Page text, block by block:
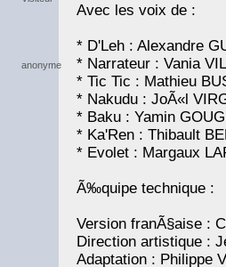
Avec les voix de :
* D'Leh : Alexandre
* Narrateur : Vania
* Tic Tic : Mathieu
* Nakudu : JoÃ«l
* Baku : Yamin
* Ka'Ren : Thibault
* Evolet : Margaux
Ã‰quipe technique :
Version franÃ§aise :
Direction artistique :
Adaptation : Philippe